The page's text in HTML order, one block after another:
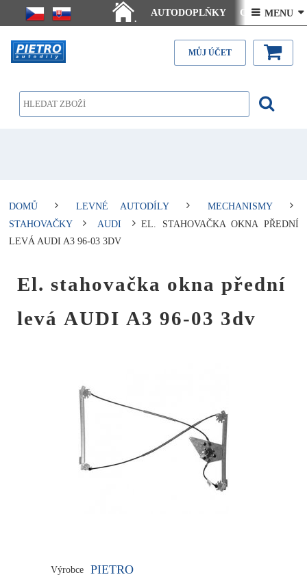
.
AUTODOPLŇKY Ceny doručení
Články - návody Kontakt
 MENU 
MŮJ ÚČET
DOMŮ LEVNÉ AUTODÍLY
MECHANISMY
STAHOVAČKY
AUDI
EL. STAHOVAČKA OKNA PŘEDNÍ
LEVÁ AUDI A3 96-03 3DV
El. stahovačka okna přední
levá AUDI A3 96-03 3dv
Výrobce PIETRO